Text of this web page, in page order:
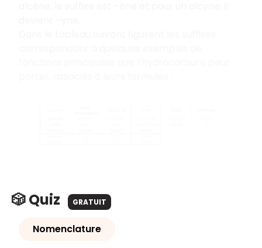
🎲 Quiz GRATUIT
Nomenclature